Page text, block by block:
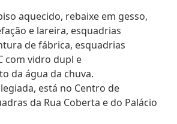
aquecido, rebaixe em gesso,
e lareira, esquadrias
de fábrica, esquadrias
com vidro dupl e
da água da chuva.
está no Centro de
da Rua Coberta e do Palácio